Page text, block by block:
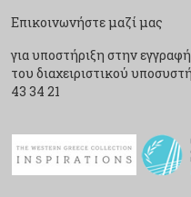
Επικοινωνήστε μαζί μας
για υποστήριξη στην
του διαχειριστικού
43 34 21